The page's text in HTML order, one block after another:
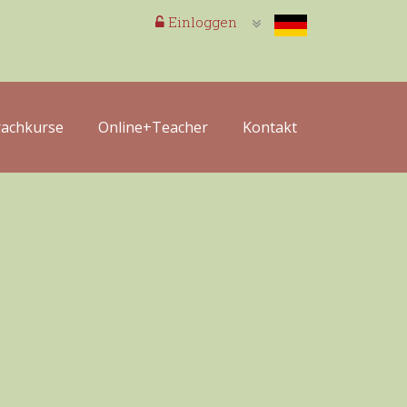
Einloggen
Online+Teacher Kontakt